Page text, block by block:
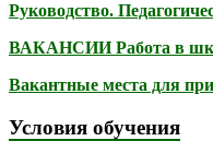
Руководство.
ВАКАНСИИ Работа в
Вакантные места для
Условия обучения